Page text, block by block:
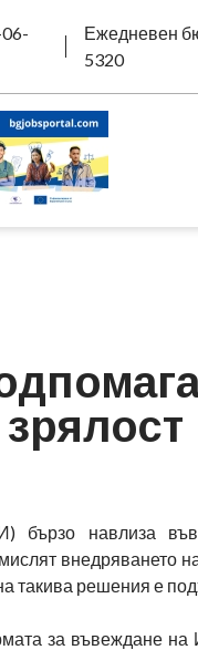
Ежедневен
5320
бързо навлиза
внедряването
такива решения е
за въвеждане на